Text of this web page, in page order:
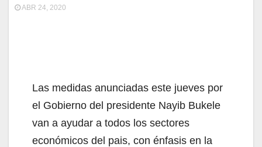
ABR 24, 2020
Las medidas anunciadas este jueves por
el Gobierno del presidente Nayib Bukele
van a ayudar a todos los sectores
económicos del pais, con énfasis en la